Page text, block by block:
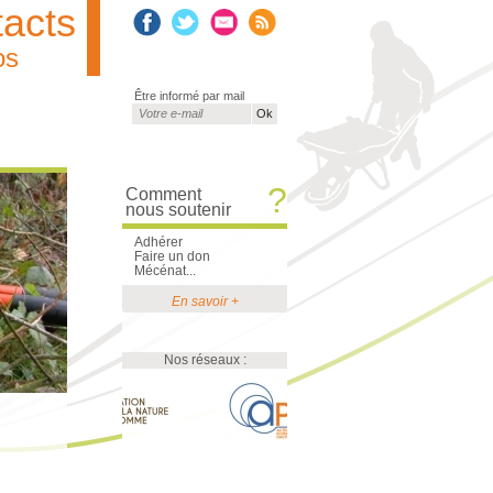
Être informé par mail
Courriel*
Comment
nous soutenir
?
Adhérer
Faire un don
Mécénat...
En savoir +
Nos réseaux :